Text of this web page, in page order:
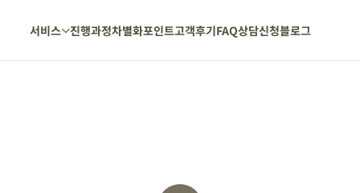
서비스 진행과정차별화포인트고객후기FAQ상담신청블로그